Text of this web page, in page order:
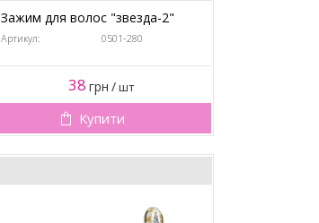
Зажим для волос "звезда-2"
Артикул: 0501-280
38 грн /шт
Купити